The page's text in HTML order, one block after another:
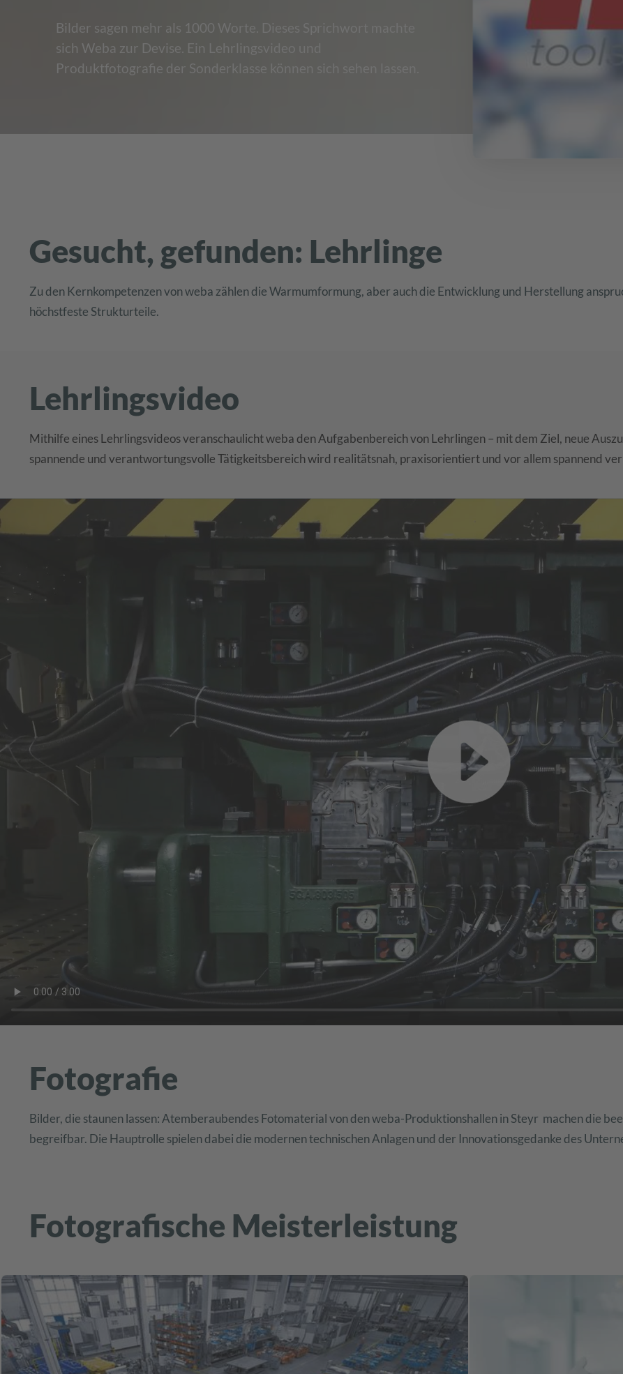
Bilder sagen mehr als 1000 Worte. Dieses Sprichwort machte
sich Weba zur Devise. Ein Lehrlingsvideo und
Produktfotografie der Sonderklasse können sich sehen lassen.
Gesucht, gefunden: Lehrlinge
Zu den Kernkompetenzen von weba zählen die Warmumformung, aber auch die Entwicklung und Herstellung
höchstfeste Strukturteile.
Lehrlingsvideo
Mithilfe eines Lehrlingsvideos veranschaulicht weba den Aufgabenbereich von Lehrlingen – mit dem Ziel, neue
spannende und verantwortungsvolle Tätigkeitsbereich wird realitätsnah, praxisorientiert und vor allem spannend
Fotografie
Bilder, die staunen lassen: Atemberaubendes Fotomaterial von den weba-Produktionshallen in Steyr machen die
begreifbar. Die Hauptrolle spielen dabei die modernen technischen Anlagen und der Innovationsgedanke des
Fotografische Meisterleistung